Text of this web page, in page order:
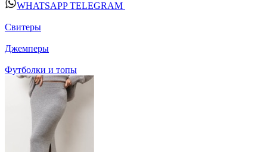
WHATSAPPTELEGRAM
Свитеры
Джемперы
Футболки и топы